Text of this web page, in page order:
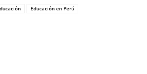
Educación en Perú